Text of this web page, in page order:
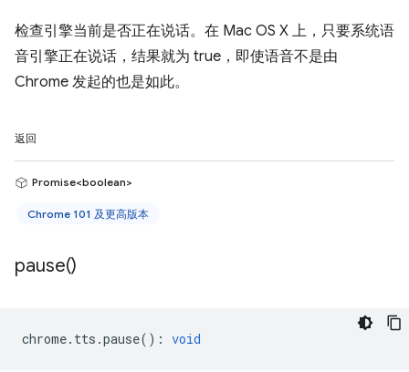
检查引擎当前是否正在说话。在 Mac OS X 上，只要系统语
音引擎正在说话，结果就为 true，即使语音不是由
Chrome 发起的也是如此。
返回
Promise<boolean>
Chrome 101 及更高版本
pause()
chrome. tts .pause() : void